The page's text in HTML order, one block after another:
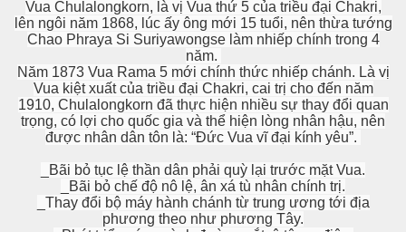
Vua Chulalongkorn, là vị Vua thứ 5 của triều đại Chakri,
lên ngôi năm 1868, lúc ấy ông mới 15 tuổi, nên thừa tướng
Chao Phraya Si Suriyawongse làm nhiếp chính trong 4
năm.
Năm 1873 Vua Rama 5 mới chính thức nhiếp chánh. Là vị
Vua kiệt xuất của triều đại Chakri, cai trị cho đến năm
1910, Chulalongkorn đã thực hiện nhiều sự thay đổi quan
trọng, có lợi cho quốc gia và thể hiện lòng nhân hậu, nên
được nhân dân tôn là: “Đức Vua vĩ đại kính yêu”.
_Bãi bỏ tục lệ thần dân phải quỳ lại trước mặt Vua.
_Bãi bỏ chế độ nô lệ, ân xá tù nhân chính trị.
_Thay đổi bộ máy hành chánh từ trung ương tới địa
phương theo như phương Tây.